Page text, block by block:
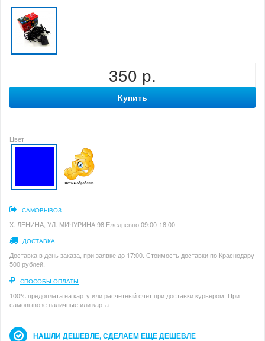
350 р.
Купить
Цвет
САМОВЫВОЗ
Х. ЛЕНИНА, УЛ. МИЧУРИНА 98 Ежедневно 09:00-18:00
ДОСТАВКА
Доставка в день заказа, при заявке до 17:00. Стоимость доставки по Краснодару
500 рублей.
СПОСОБЫ ОПЛАТЫ
100% предоплата на карту или расчетный счет при доставки курьером. При
самовывозе наличные или карта
НАШЛИ ДЕШЕВЛЕ, СДЕЛАЕМ ЕЩЕ ДЕШЕВЛЕ